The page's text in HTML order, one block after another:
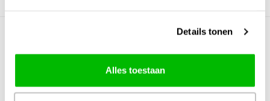
Details tonen
Alles toestaan
BEOORDELINGEN